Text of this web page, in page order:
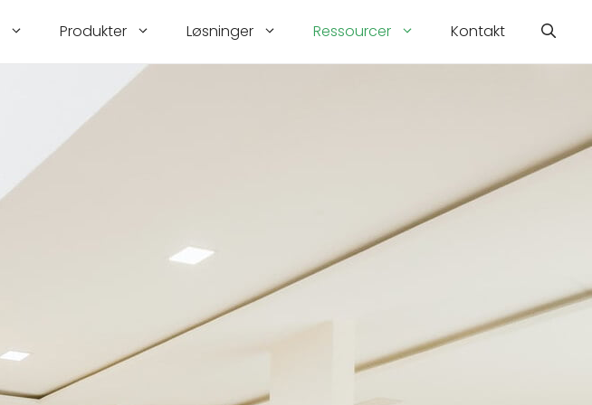
Produkter Løsninger Ressourcer Kontakt